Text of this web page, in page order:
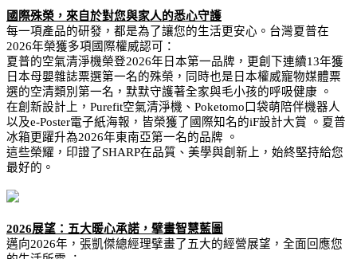
國際殊榮，來自於對您與家人的悉心守護
每一項產品的研發，都是為了讓您的生活更安心。台灣夏普在
2026年榮獲多項國際權威認可：
夏普的空氣清淨機榮登2026年日本第一品牌，更創下連續13年獲
日本母嬰雜誌票選第一名的殊榮，同時也是日本權威寵物媒體票
選的空清類別第一名，默默守護著全家與毛小孩的呼吸健康 。
在創新設計上，Purefit空氣清淨機、Poketomo口袋萌陪伴機器人
以及e-Poster電子紙海報，皆榮獲了國際知名的iF設計大賞 。夏普
冰箱更躍升為2026年東南亞第一名的品牌 。
這些榮耀，印證了SHARP在品質、美學與創新上，始終堅持給您
最好的。
2026展望：五大暖心承諾，擘畫智慧藍圖
邁向2026年，張凱傑總經理擘畫了五大的經營展望，全面回應您